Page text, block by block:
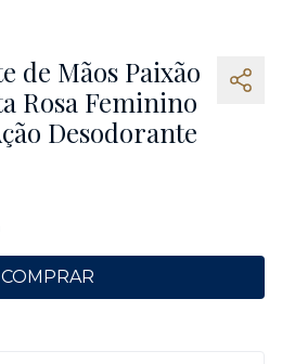
de Mãos Paixão
Rosa Feminino
Desodorante
COMPRAR